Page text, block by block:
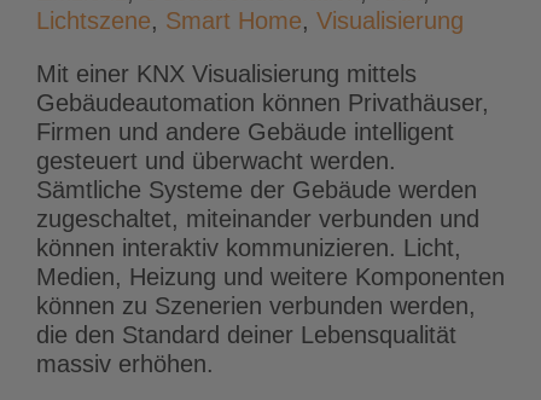
Lichtszene, Smart Home, Visualisierung
Mit einer KNX Visualisierung mittels
Gebäudeautomation können Privathäuser,
Firmen und andere Gebäude intelligent
gesteuert und überwacht werden.
Sämtliche Systeme der Gebäude werden
zugeschaltet, miteinander verbunden und
können interaktiv kommunizieren. Licht,
Medien, Heizung und weitere Komponenten
können zu Szenerien verbunden werden,
die den Standard deiner Lebensqualität
massiv erhöhen.